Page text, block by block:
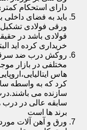
دارای استحکام
باید به فضای
ورقی فولادی
فولادی باشد در
خریداری کرده اید
روکش درب ضد
مختلفی در بازار
هاس
کرد که به واسطه
سازنده می
سابقه عالی در
برند ها است
ورق و آهن آلات